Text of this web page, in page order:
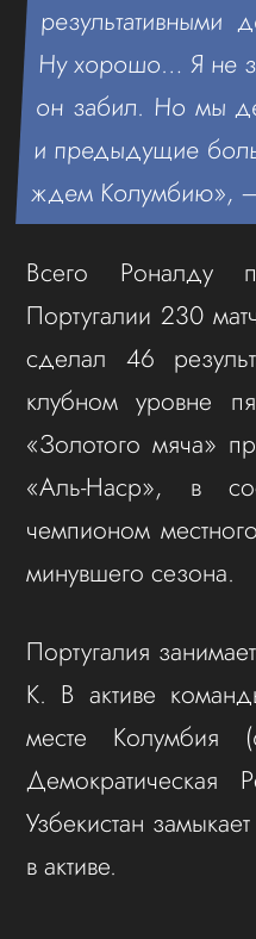
результативными
Ну хорошо… Я не
он забил. Но мы
и предыдущие
ждем Колумбию», –
Всего Роналду
Португалии 230
сделал 46
клубном уровне
«Золотого мяча»
«Аль-Наср», в
чемпионом
минувшего сезона.
Португалия
K. В активе
месте Колумбия
Демократическая
Узбекистан
в активе.